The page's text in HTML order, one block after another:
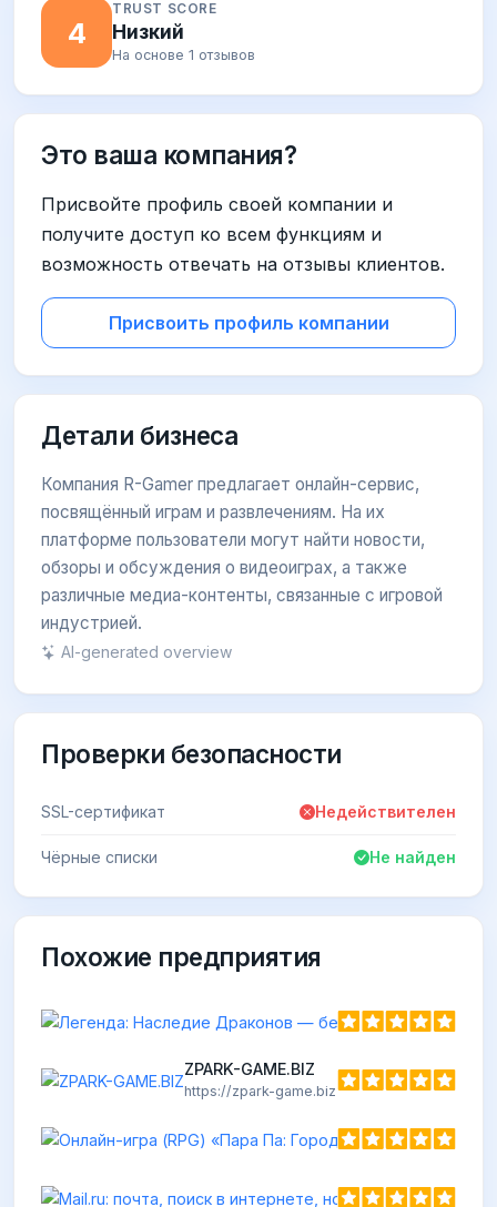
4
TRUST SCORE
Низкий
На основе 1 отзывов
Это ваша компания?
Присвойте профиль своей компании и
получите доступ ко всем функциям и
возможность отвечать на отзывы клиентов.
Присвоить профиль компании
Детали бизнеса
Компания R-Gamer предлагает онлайн-сервис,
посвящённый играм и развлечениям. На их
платформе пользователи могут найти новости,
обзоры и обсуждения о видеоиграх, а также
различные медиа-контенты, связанные с игровой
индустрией.
AI-generated overview
Проверки безопасности
SSL-сертификат Недействителен
Чёрные списки Не найден
Похожие предприятия
ZPARK-GAME.BIZ
https://zpark-game.biz
Онлайн-
https://
Mail.ru: